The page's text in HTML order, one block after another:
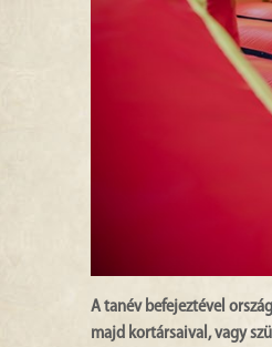
A tanév befejeztével
majd kortársaival, vagy